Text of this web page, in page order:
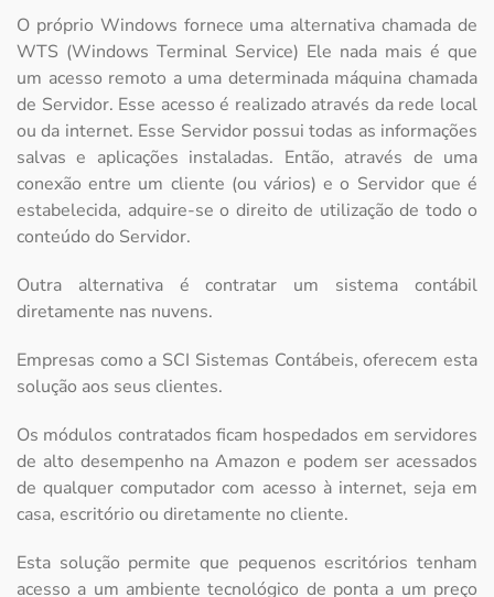
O próprio Windows fornece uma alternativa chamada de
WTS (Windows Terminal Service) Ele nada mais é que
um acesso remoto a uma determinada máquina chamada
de Servidor. Esse acesso é realizado através da rede local
ou da internet. Esse Servidor possui todas as informações
salvas e aplicações instaladas. Então, através de uma
conexão entre um cliente (ou vários) e o Servidor que é
estabelecida, adquire-se o direito de utilização de todo o
conteúdo do Servidor.
Outra alternativa é contratar um sistema contábil
diretamente nas nuvens.
Empresas como a SCI Sistemas Contábeis, oferecem esta
solução aos seus clientes.
Os módulos contratados ficam hospedados em servidores
de alto desempenho na Amazon e podem ser acessados
de qualquer computador com acesso à internet, seja em
casa, escritório ou diretamente no cliente.
Esta solução permite que pequenos escritórios tenham
acesso a um ambiente tecnológico de ponta a um preço